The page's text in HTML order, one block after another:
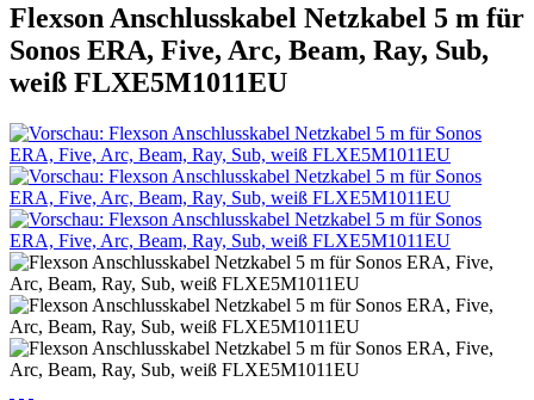
Flexson Anschlusskabel Netzkabel 5 m für
Sonos ERA, Five, Arc, Beam, Ray, Sub,
weiß FLXE5M1011EU